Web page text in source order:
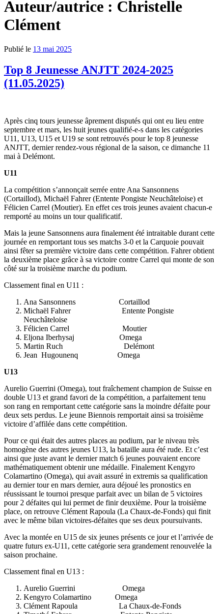
Auteur/autrice : Christelle
Clément
Publié le 13 mai 2025
Top 8 Jeunesse ANJTT 2024-2025
(11.05.2025)
Après cinq tours jeunesse âprement disputés qui ont eu lieu entre
septembre et mars, les huit jeunes qualifié-e-s dans les catégories
U11, U13, U15 et U19 se sont retrouvés pour le top 8 jeunesse
ANJTT, dernier rendez-vous régional de la saison, ce dimanche 11
mai à Delémont.
U11
La compétition s’annonçait serrée entre Ana Sansonnens
(Cortaillod), Michaël Fahrer (Entente Pongiste Neuchâteloise) et
Félicien Carrel (Moutier). En effet ces trois jeunes avaient chacun-e
remporté au moins un tour qualificatif.
Mais la jeune Sansonnens aura finalement été intraitable durant cette
journée en remportant tous ses matchs 3-0 et la Carquoie pouvait
ainsi fêter sa première victoire dans cette compétition. Fahrer obtient
la deuxième place grâce à sa victoire contre Carrel qui monte de son
côté sur la troisième marche du podium.
Classement final en U11 :
Ana Sansonnens Cortaillod
Michaël Fahrer Entente Pongiste
Neuchâteloise
Félicien Carrel Moutier
Eljona Iberhysaj Omega
Martin Ruch Delémont
Jean Hugounenq Omega
U13
Aurelio Guerrini (Omega), tout fraîchement champion de Suisse en
double U13 et grand favori de la compétition, a parfaitement tenu
son rang en remportant cette catégorie sans la moindre défaite pour
deux sets perdus. Le jeune Biennois remportait ainsi sa troisième
victoire d’affilée dans cette compétition.
Pour ce qui était des autres places au podium, par le niveau très
homogène des autres jeunes U13, la bataille aura été rude. Et c’est
ainsi que juste avant le dernier match 6 jeunes pouvaient encore
mathématiquement obtenir une médaille. Finalement Kengyro
Colamartino (Omega), qui avait assuré in extremis sa qualification
au dernier tour en mars dernier, aura déjoué les pronostics en
réussissant le tournoi presque parfait avec un bilan de 5 victoires
pour 2 défaites qui lui permet de finir deuxième. Pour la troisième
place, on retrouve Clément Rapoula (La Chaux-de-Fonds) qui finit
avec le même bilan victoires-défaites que ses deux poursuivants.
Avec la montée en U15 de six jeunes présents ce jour et l’arrivée de
quatre futurs ex-U11, cette catégorie sera grandement renouvelée la
saison prochaine.
Classement final en U13 :
Aurelio Guerrini Omega
Kengyro Colamartino Omega
Clément Rapoula La Chaux-de-Fonds